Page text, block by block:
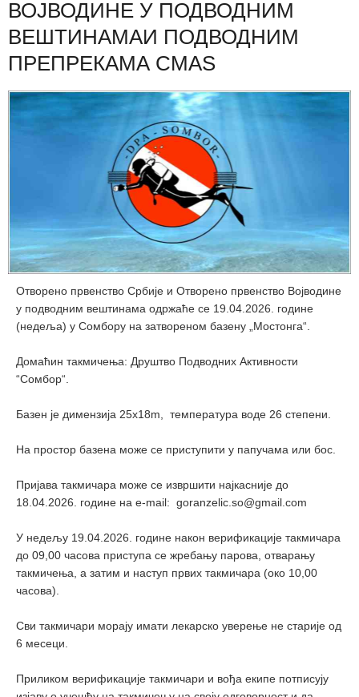
ВОЈВОДИНЕ У ПОДВОДНИМ
ВЕШТИНАМАИ ПОДВОДНИМ
ПРЕПРЕКАМА CMAS
Отворено првенство Србије и Oтворено првенство Војводине
у подводним вештинама одржаће се 19.04.2026. године
(недеља) у Сомбору на затвореном базену „Мостонга“.
Домаћин такмичења: Друштво Подводних Активности
“Сомбор“.
Базен је димензија 25x18m, температура воде 26 степени.
На простор базена може се приступити у папучама или бос.
Пријава такмичара може се извршити најкасније до
18.04.2026. године на e-mail: goranzelic.so@gmail.com
У недељу 19.04.2026. године након верификације такмичара
до 09,00 часова приступа се жребању парова, отварању
такмичења, а затим и наступ првих такмичара (око 10,00
часова).
Сви такмичари морају имати лекарско уверење не старије од
6 месеци.
Приликом верификације такмичари и вођа екипе потписују